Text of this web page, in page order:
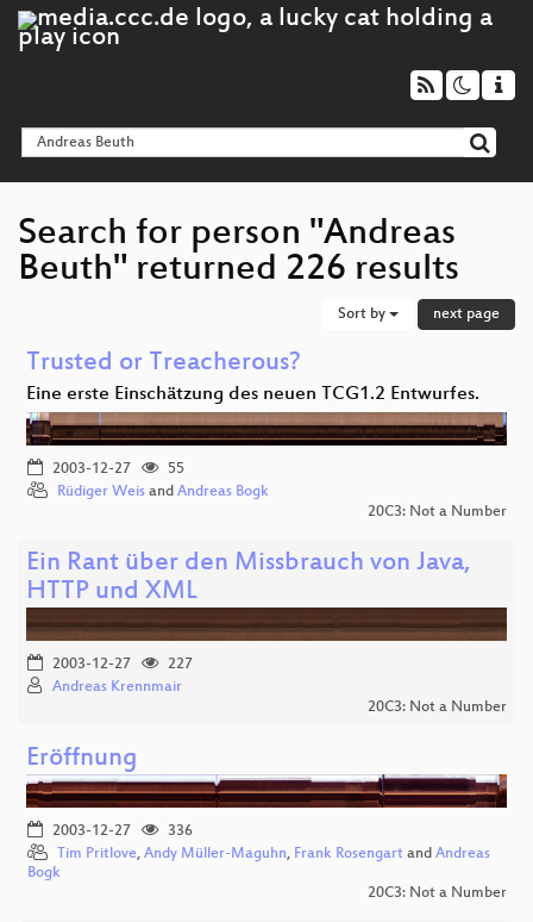
Search for person "Andreas
Beuth" returned 226 results
Sort by next page
Trusted or Treacherous?
Eine erste Einschätzung des neuen TCG1.2 Entwurfes.
2003-12-27
55
Rüdiger Weis and Andreas Bogk
20C3: Not a Number
Ein Rant über den Missbrauch von Java,
HTTP und XML
2003-12-27
227
Andreas Krennmair
20C3: Not a Number
Eröffnung
2003-12-27
336
Tim Pritlove, Andy Müller-Maguhn, Frank Rosengart and Andreas
Bogk
20C3: Not a Number